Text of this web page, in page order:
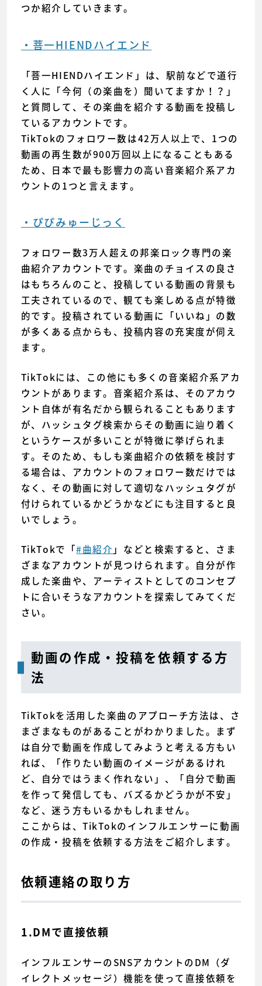
つか紹介していきます。
・菩一HIENDハイエンド
「菩一HIENDハイエンド」は、駅前などで道行
く人に「今何（の楽曲を）聞いてますか！？」
と質問して、その楽曲を紹介する動画を投稿し
ているアカウントです。
TikTokのフォロワー数は42万人以上で、1つの
動画の再生数が900万回以上になることもある
ため、日本で最も影響力の高い音楽紹介系アカ
ウントの1つと言えます。
・ぴぴみゅーじっく
フォロワー数3万人超えの邦楽ロック専門の楽
曲紹介アカウントです。楽曲のチョイスの良さ
はもちろんのこと、投稿している動画の背景も
工夫されているので、観ても楽しめる点が特徴
的です。投稿されている動画に「いいね」の数
が多くある点からも、投稿内容の充実度が伺え
ます。
TikTokには、この他にも多くの音楽紹介系アカ
ウントがあります。音楽紹介系は、そのアカウ
ント自体が有名だから観られることもあります
が、ハッシュタグ検索からその動画に辿り着く
というケースが多いことが特徴に挙げられま
す。そのため、もしも楽曲紹介の依頼を検討す
る場合は、アカウントのフォロワー数だけでは
なく、その動画に対して適切なハッシュタグが
付けられているかどうかなどにも注目すると良
いでしょう。
TikTokで「#曲紹介 」などと検索すると、さま
ざまなアカウントが見つけられます。自分が作
成した楽曲や、アーティストとしてのコンセプ
トに合いそうなアカウントを探索してみてくだ
さい。
動画の作成・投稿を依頼する方
法
TikTokを活用した楽曲のアプローチ方法は、さ
まざまなものがあることがわかりました。まず
は自分で動画を作成してみようと考える方もい
れば、「作りたい動画のイメージがあるけれ
ど、自分ではうまく作れない」、「自分で動画
を作って発信しても、バズるかどうかが不安」
など、迷う方もいるかもしれません。
ここからは、TikTokのインフルエンサーに動画
の作成・投稿を依頼する方法をご紹介します。
依頼連絡の取り方
1.DMで直接依頼
インフルエンサーのSNSアカウントのDM（ダ
イレクトメッセージ）機能を使って直接依頼を